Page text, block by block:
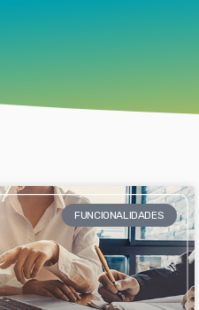
FUNCIONALIDADES